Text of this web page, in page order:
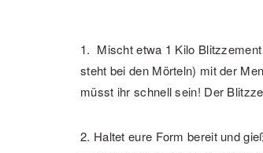
1. Mischt etwa 1 Kilo
steht bei den Mörteln) mit der
müsst ihr schnell sein! Der
2. Haltet eure Form bereit und